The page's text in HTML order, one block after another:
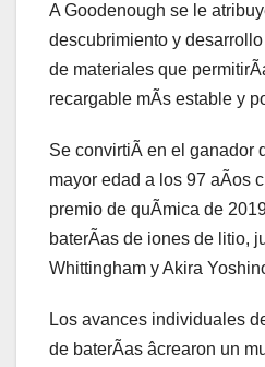
A Goodenough se le
descubrimiento y
de materiales que
recargable mÃs estable y
Se convirtiÃ en el ganador
mayor edad a los 97 aÃos
premio de quÃmica de
baterÃas de iones de litio,
Whittingham y Akira
Los avances individuales
de baterÃas âcrearon un